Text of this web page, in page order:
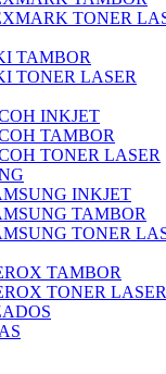
TONER
TAMBOR
TONER LASER
INKJET
TAMBOR
TONER LASER
INKJET
TAMBOR
TONER
TAMBOR
TONER LASER